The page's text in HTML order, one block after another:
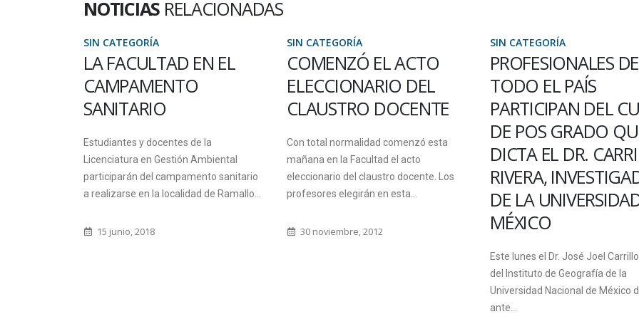
NOTICIAS RELACIONADAS
SIN CATEGORÍA
LA FACULTAD EN EL
CAMPAMENTO
SANITARIO
Estudiantes y docentes de la
Licenciatura en Gestión Ambiental
participarán del campamento sanitario
a realizarse en la localidad de Ramallo...
15 junio, 2018
SIN CATEGORÍA
COMENZÓ EL ACTO
ELECCIONARIO DEL
CLAUSTRO DOCENTE
Con total normalidad comenzó esta
mañana en la Facultad el acto
eleccionario del claustro docente. Los
profesores elegirán en esta...
30 noviembre, 2012
SIN CATEGORÍA
PROFESIONALES DE
TODO EL PAÍS
PARTICIPAN DEL
DE POS GRADO
DICTA EL DR.
RIVERA,
DE LA
MÉXICO
Este lunes el Dr. José Joel
del Instituto de Geografía de la
Universidad Nacional de México
ante...